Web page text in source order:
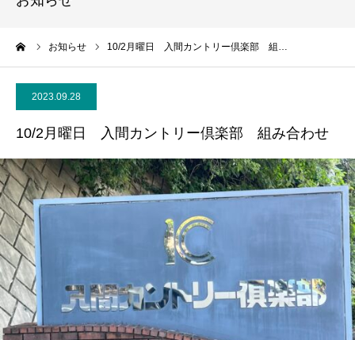
お知らせ 10/2月曜日 入間カントリー倶楽部 組…
2023.09.28
10/2月曜日 入間カントリー倶楽部 組み合わせ